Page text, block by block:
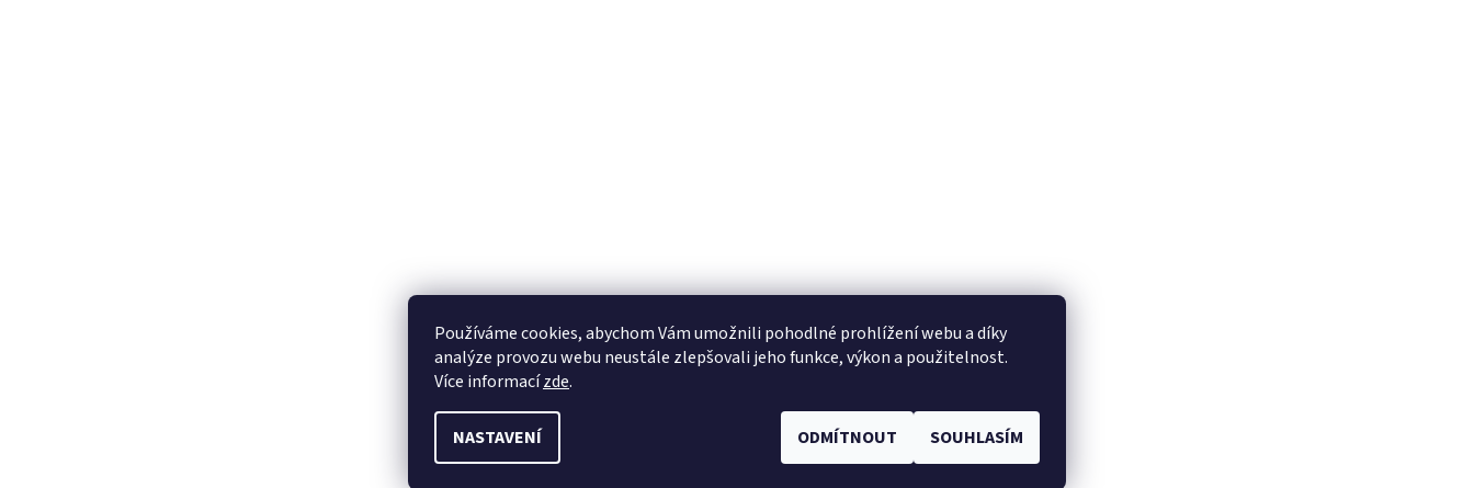
Používáme cookies, abychom Vám umožnili pohodlné prohlížení webu a díky
analýze provozu webu neustále zlepšovali jeho funkce, výkon a použitelnost.
Více informacízde.
NASTAVENÍ ODMÍTNOUT SOUHLASÍM